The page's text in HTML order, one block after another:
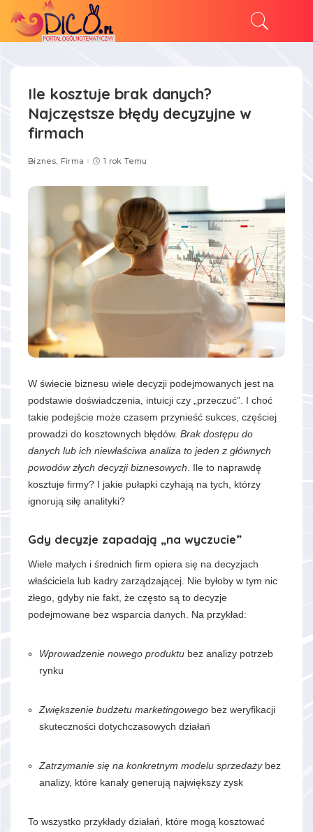
Ile kosztuje brak danych?
Najczęstsze błędy decyzyjne w
firmach
Biznes, Firma 1 rok Temu
W świecie biznesu wiele decyzji podejmowanych jest na
podstawie doświadczenia, intuicji czy „przeczuć”. I choć
takie podejście może czasem przynieść sukces, częściej
prowadzi do kosztownych błędów. Brak dostępu do
danych lub ich niewłaściwa analiza to jeden z głównych
powodów złych decyzji biznesowych. Ile to naprawdę
kosztuje firmy? I jakie pułapki czyhają na tych, którzy
ignorują siłę analityki?
Gdy decyzje zapadają „na wyczucie”
Wiele małych i średnich firm opiera się na decyzjach
właściciela lub kadry zarządzającej. Nie byłoby w tym nic
złego, gdyby nie fakt, że często są to decyzje
podejmowane bez wsparcia danych. Na przykład:
Wprowadzenie nowego produktu bez analizy potrzeb
rynku
Zwiększenie budżetu marketingowego bez weryfikacji
skuteczności dotychczasowych działań
Zatrzymanie się na konkretnym modelu sprzedażybez
analizy, które kanały generują największy zysk
To wszystko przykłady działań, które mogą kosztować